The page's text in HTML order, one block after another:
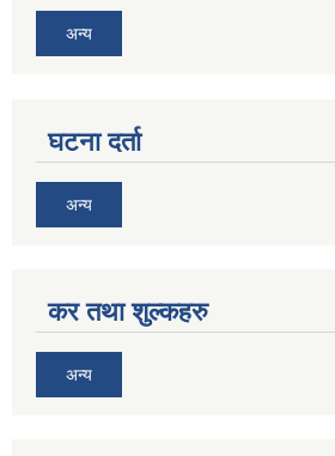
अन्य
घटना दर्ता
अन्य
कर तथा शुल्कहरु
अन्य